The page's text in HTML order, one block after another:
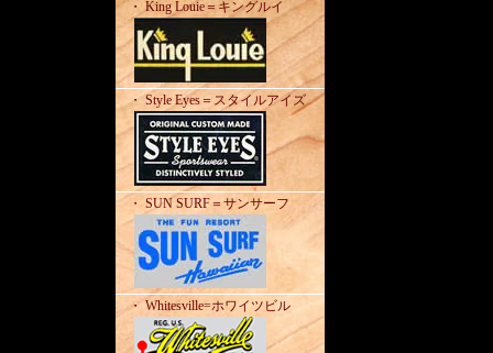
・ King Louie＝キングルイ
・ Style Eyes＝スタイルアイズ
・ SUN SURF＝サンサーフ
・ Whitesville=ホワイツビル